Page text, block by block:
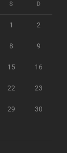
S D
1 2
8 9
15 16
22 23
29 30